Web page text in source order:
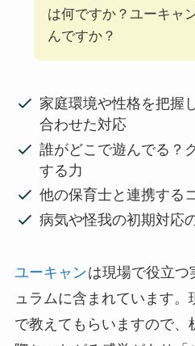
は何ですか？ユーキャ
んですか？
家庭環境や性格を把握
合わせた対応
誰がどこで遊んでる？
する力
他の保育士と連携する
病気や怪我の初期対応
ユーキャンは現場で役立つ
ュラムに含まれています
で教えてもらいますので、